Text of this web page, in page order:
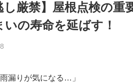
し厳禁】屋根点検の
いの寿命を延ばす！
雨漏りが気になる…」